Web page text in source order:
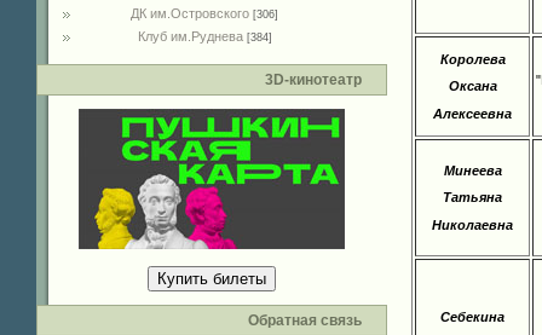
ДК им.Островского [306]
Клуб им.Руднева [384]
3D-кинотеатр
Купить билеты
Обратная связь
Королева
Оксана
Алексеевна
Минеева
Татьяна
Николаевна
Себекина